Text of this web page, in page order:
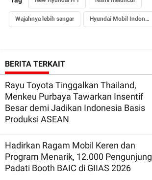
Wajahnya lebih sangar Hyundai Mobil Indonesia
BERITA TERKAIT
Rayu Toyota Tinggalkan Thailand,
Menkeu Purbaya Tawarkan Insentif
Besar demi Jadikan Indonesia Basis
Produksi ASEAN
Hadirkan Ragam Mobil Keren dan
Program Menarik, 12.000 Pengunjung
Padati Booth BAIC di GIIAS 2026